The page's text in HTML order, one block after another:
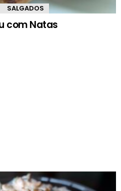
SALGADOS
com Natas